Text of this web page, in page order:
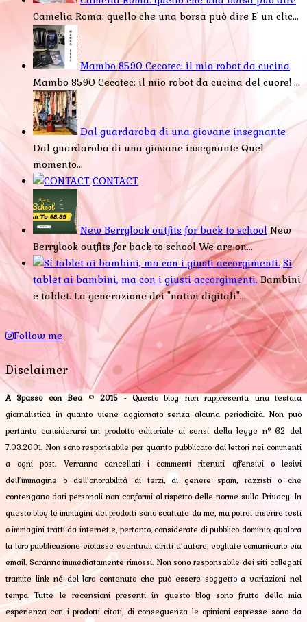
Camelia Roma: quello che una borsa può dire E' un clic...
Mambo 8590 Cecotec: il mio robot da cucina
Mambo 8590 Cecotec: il mio robot da cucina del cuore! ...
Dal guardaroba di una giovane insegnante
Dal guardaroba di una giovane insegnante Quel
momento...
CONTACT
New Berrylook outfits for back to school New
Berrylook outfits for back to school We are on...
Sì
tablet ai bambini, ma con i giusti accorgimenti. Bambini
e tablet. La generazione dei "nativi digitali"...
Follow me
Disclaimer
A Spasso con Bea©2015 - Questo blog non rappresenta una testata
giornalistica in quanto viene aggiornato senza alcuna periodicità. Non può
pertanto considerarsi un prodotto editoriale ai sensi della legge n° 62 del
7.03.2001. Non sono responsabile per quanto pubblicato dai lettori nei commenti
a ogni post. Verranno cancellati i commenti ritenuti offensivi o lesivi
dell’immagine o dell’onorabilità di terzi, di genere spam, razzisti o che
contengano dati personali non conformi al rispetto delle norme sulla Privacy. In
questo blog le immagini dei prodotti sono scattate da me, ma potrei inserire testi
o immagini tratti da internet e, pertanto, considerate di pubblico dominio; qualora
la loro pubblicazione violasse eventuali diritti d’autore, vogliate comunicarlo via
email. Saranno immediatamente rimossi. Non sono responsabile dei siti collegati
tramite link né del loro contenuto che può essere soggetto a variazioni nel
tempo. Tutte le recensioni presenti in questo blog sono frutto della mia
esperienza con i prodotti citati, di conseguenza le opinioni espresse sono da